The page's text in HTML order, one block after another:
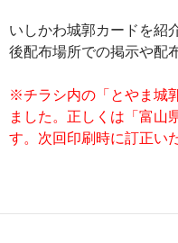
いしかわ城郭カードを紹
後配布場所での掲示や配
※チラシ内の「とやま城
ました。正しくは「富山
す。次回印刷時に訂正い